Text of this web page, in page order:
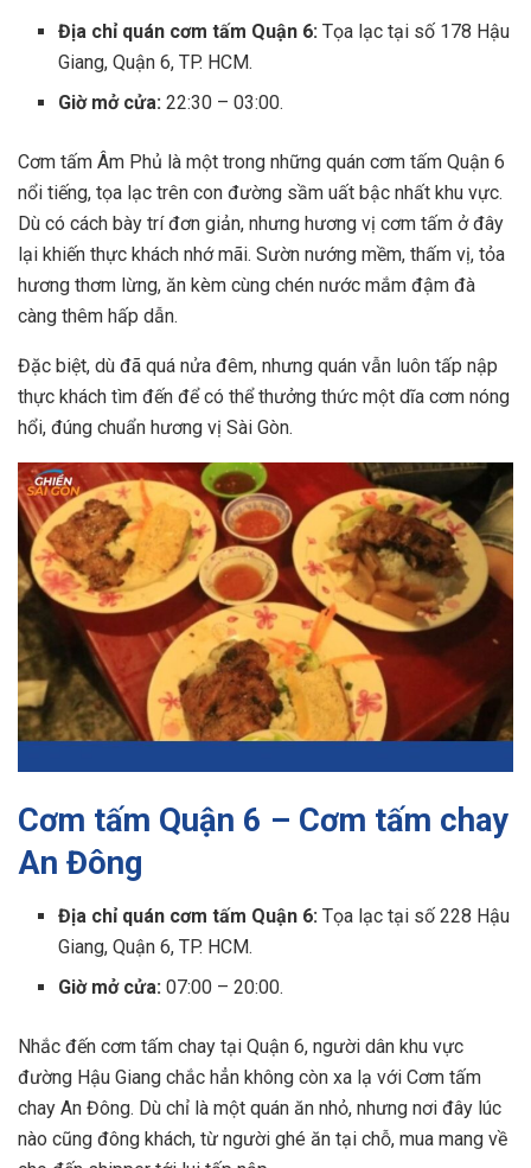
Địa chỉ quán cơm tấm Quận 6​:Tọa lạc tại số 178 Hậu
Giang, Quận 6, TP. HCM.
Giờ mở cửa: 22:30 – 03:00.
Cơm tấm Âm Phủ là một trong những quán cơm tấm Quận 6
nổi tiếng, tọa lạc trên con đường sầm uất bậc nhất khu vực.
Dù có cách bày trí đơn giản, nhưng hương vị cơm tấm ở đây
lại khiến thực khách nhớ mãi. Sườn nướng mềm, thấm vị, tỏa
hương thơm lừng, ăn kèm cùng chén nước mắm đậm đà
càng thêm hấp dẫn.
Đặc biệt, dù đã quá nửa đêm, nhưng quán vẫn luôn tấp nập
thực khách tìm đến để có thể thưởng thức một dĩa cơm nóng
hổi, đúng chuẩn hương vị Sài Gòn.
Cơm tấm Quận 6 – Cơm tấm chay
An Đông
Địa chỉ quán cơm tấm Quận 6​:Tọa lạc tại số 228 Hậu
Giang, Quận 6, TP. HCM.
Giờ mở cửa: 07:00 – 20:00.
Nhắc đến cơm tấm chay tại Quận 6, người dân khu vực
đường Hậu Giang chắc hẳn không còn xa lạ với Cơm tấm
chay An Đông. Dù chỉ là một quán ăn nhỏ, nhưng nơi đây lúc
nào cũng đông khách, từ người ghé ăn tại chỗ, mua mang về